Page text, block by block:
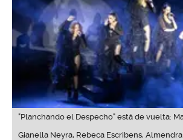
"Planchando el Despecho" está de vuelta:
Gianella Neyra, Rebeca Escribens,